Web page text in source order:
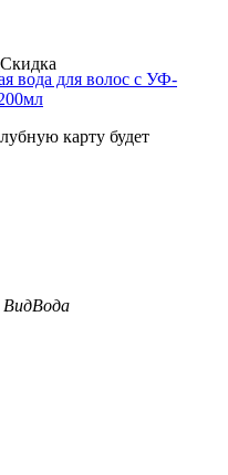
Скидка
вода для волос с УФ-
карту будет
ВидВода